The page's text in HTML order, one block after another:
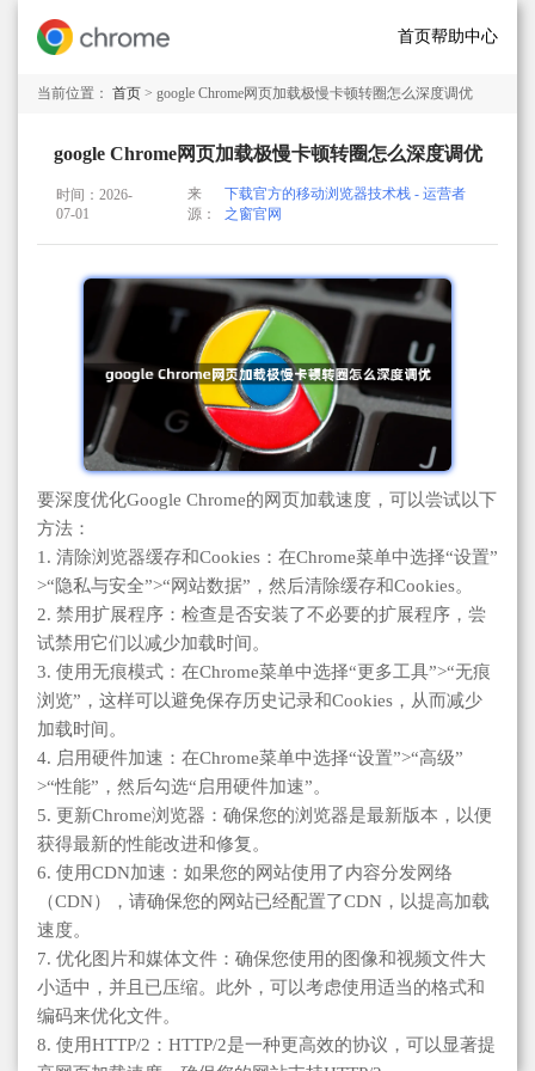
首页帮助中心
当前位置： 首页 > google Chrome网页加载极慢卡顿转圈怎么深度调优
google Chrome网页加载极慢卡顿转圈怎么深度调优
时间：2026-
07-01
来
源：
下载官方的移动浏览器技术栈 - 运营者
之窗官网
要深度优化Google Chrome的网页加载速度，可以尝试以下
方法：
1. 清除浏览器缓存和Cookies：在Chrome菜单中选择“设置”
>“隐私与安全”>“网站数据”，然后清除缓存和Cookies。
2. 禁用扩展程序：检查是否安装了不必要的扩展程序，尝
试禁用它们以减少加载时间。
3. 使用无痕模式：在Chrome菜单中选择“更多工具”>“无痕
浏览”，这样可以避免保存历史记录和Cookies，从而减少
加载时间。
4. 启用硬件加速：在Chrome菜单中选择“设置”>“高级”
>“性能”，然后勾选“启用硬件加速”。
5. 更新Chrome浏览器：确保您的浏览器是最新版本，以便
获得最新的性能改进和修复。
6. 使用CDN加速：如果您的网站使用了内容分发网络
（CDN），请确保您的网站已经配置了CDN，以提高加载
速度。
7. 优化图片和媒体文件：确保您使用的图像和视频文件大
小适中，并且已压缩。此外，可以考虑使用适当的格式和
编码来优化文件。
8. 使用HTTP/2：HTTP/2是一种更高效的协议，可以显著提